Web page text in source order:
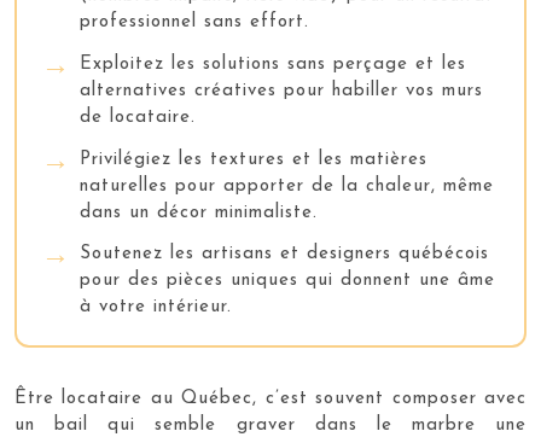
professionnel sans effort.
Exploitez les solutions sans perçage et les
alternatives créatives pour habiller vos murs
de locataire.
Privilégiez les textures et les matières
naturelles pour apporter de la chaleur, même
dans un décor minimaliste.
Soutenez les artisans et designers québécois
pour des pièces uniques qui donnent une âme
à votre intérieur.
Être locataire au Québec, c’est souvent composer avec
un bail qui semble graver dans le marbre une